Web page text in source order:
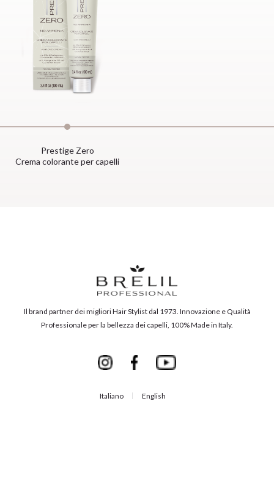
Prestige Zero
Crema colorante per capelli
Il brand partner dei migliori Hair Stylist dal 1973. Innovazione e Qualità
Professionale per la bellezza dei capelli, 100% Made in Italy.
Italiano English